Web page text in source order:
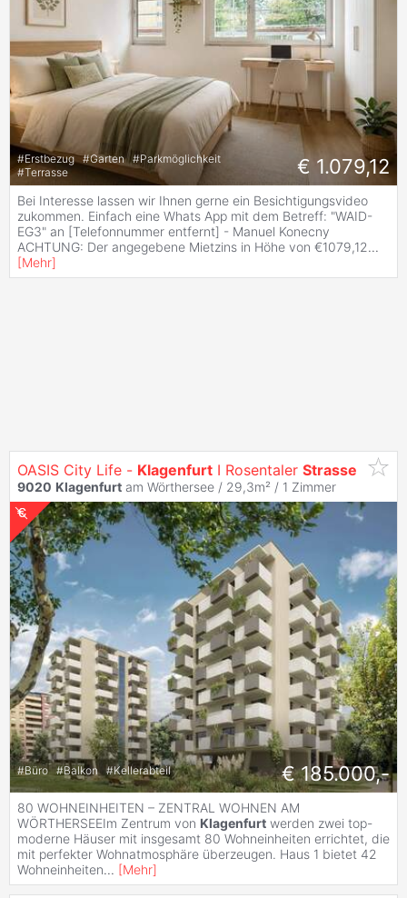
#Erstbezug #Garten #Parkmöglichkeit
#Terrasse € 1.079,12
Bei Interesse lassen wir Ihnen gerne ein Besichtigungsvideo
zukommen. Einfach eine Whats App mit dem Betreff: "WAID-
EG3" an [Telefonnummer entfernt] - Manuel Konecny
ACHTUNG: Der angegebene Mietzins in Höhe von €1079,12...
[Mehr]
OASIS City Life - Klagenfurt I Rosentaler Strasse
9020 Klagenfurt am Wörthersee / 29,3m² / 1 Zimmer
#Büro #Balkon #Kellerabteil € 185.000,-
80 WOHNEINHEITEN – ZENTRAL WOHNEN AM
WÖRTHERSEEIm Zentrum von Klagenfurt werden zwei top-
moderne Häuser mit insgesamt 80 Wohneinheiten errichtet, die
mit perfekter Wohnatmosphäre überzeugen. Haus 1 bietet 42
Wohneinheiten... [Mehr]